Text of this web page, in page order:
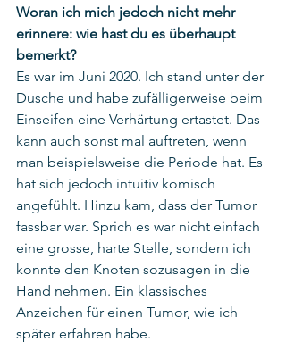
Woran ich mich jedoch nicht mehr
erinnere: wie hast du es überhaupt
bemerkt?
Es war im Juni 2020. Ich stand unter der
Dusche und habe zufälligerweise beim
Einseifen eine Verhärtung ertastet. Das
kann auch sonst mal auftreten, wenn
man beispielsweise die Periode hat. Es
hat sich jedoch intuitiv komisch
angefühlt. Hinzu kam, dass der Tumor
fassbar war. Sprich es war nicht einfach
eine grosse, harte Stelle, sondern ich
konnte den Knoten sozusagen in die
Hand nehmen. Ein klassisches
Anzeichen für einen Tumor, wie ich
später erfahren habe.